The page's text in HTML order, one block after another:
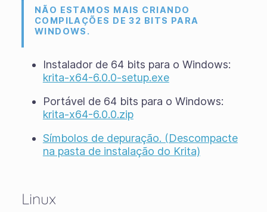
NÃO ESTAMOS MAIS CRIANDO
COMPILAÇÕES DE 32 BITS PARA
WINDOWS.
Instalador de 64 bits para o Windows:
krita-x64-6.0.0-setup.exe
Portável de 64 bits para o Windows:
krita-x64-6.0.0.zip
Símbolos de depuração. (Descompacte
na pasta de instalação do Krita)
Linux